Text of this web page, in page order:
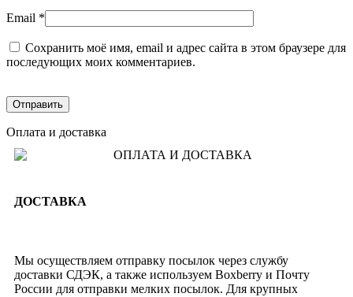
Email *
Сохранить моё имя, email и адрес сайта в этом браузере для
последующих моих комментариев.
Оплата и доставка
ДОСТАВКА
Мы осуществляем отправку посылок через службу
доставки СДЭК, а также используем Boxberry и Почту
России для отправки мелких посылок. Для крупных